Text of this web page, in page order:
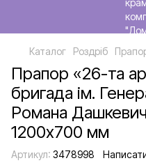
Каталог Роздріб
Прапор «26-та
бригада ім.
Романа
1200х700 мм
Артикул: 3478998